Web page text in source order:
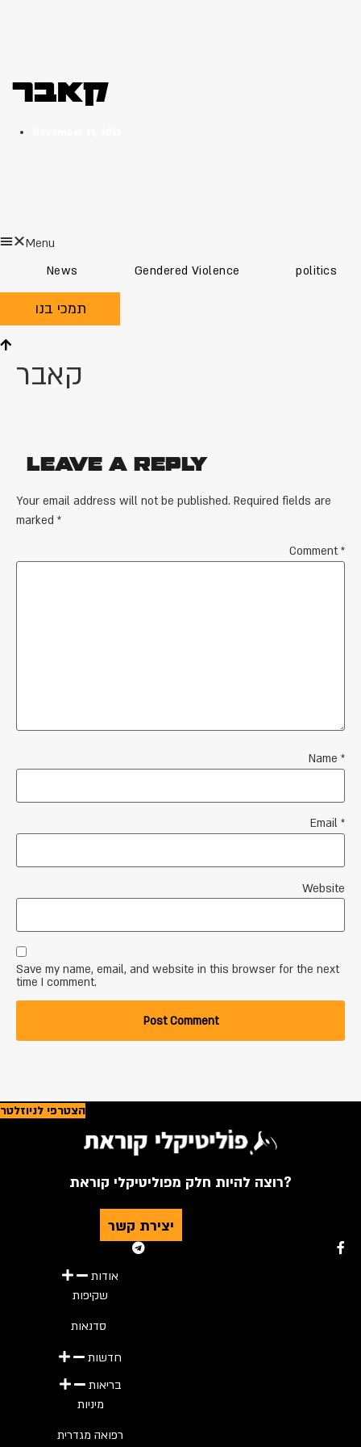
קאבר
Menu
News
Gendered Violence politics
תמכי בנו
קאבר
Leave a Reply
Your email address will not be published. Required fields are
marked *
Comment*
Name *
Email *
Website
Save my name, email, and website in this browser for the next
time I comment.
הצטרפי לניוזלטר
רוצה להיות חלק מפוליטיקלי קוראת?
יצירת קשר
אודות
שקיפות
סדנאות
חדשות
בריאות
מיניות
רפואה מגדרית